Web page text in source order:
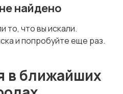
найдено
то, что вы искали.
и попробуйте еще раз.
в ближайших